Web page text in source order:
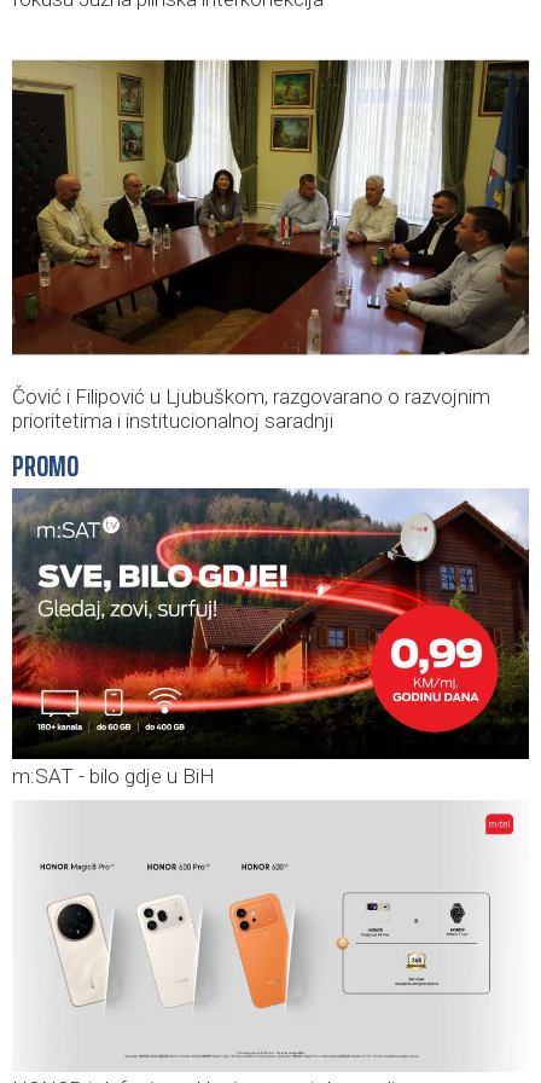
Čović i Filipović u Ljubuškom, razgovarano o razvojnim
prioritetima i institucionalnoj saradnji
PROMO
m:SAT - bilo gdje u BiH